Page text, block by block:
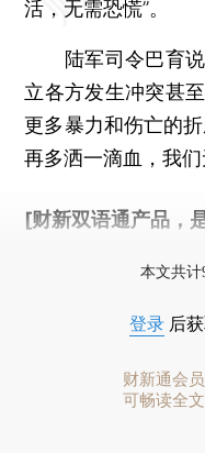
活，无需恐慌”。
陆军司令巴育说
立各方发生冲突甚
更多暴力和伤亡的
再多洒一滴血，我
[财新双语通产品，
本文共计
登录 后
财新通会员
可畅读全文